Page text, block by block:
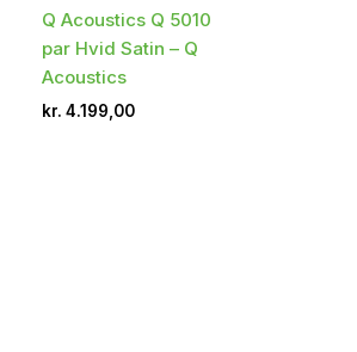
Q Acoustics Q 5010
par Hvid Satin – Q
Acoustics
kr. 4.199,00